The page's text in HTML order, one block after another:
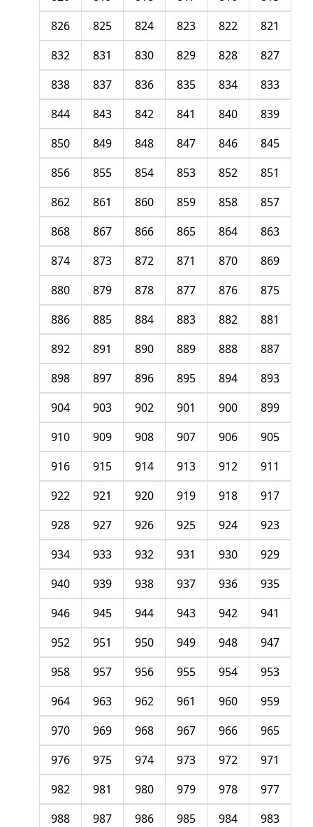
821
822
823
824
825
826
827
828
829
830
831
832
833
834
835
836
837
838
839
840
841
842
843
844
845
846
847
848
849
850
851
852
853
854
855
856
857
858
859
860
861
862
863
864
865
866
867
868
869
870
871
872
873
874
875
876
877
878
879
880
881
882
883
884
885
886
887
888
889
890
891
892
893
894
895
896
897
898
899
900
901
902
903
904
905
906
907
908
909
910
911
912
913
914
915
916
917
918
919
920
921
922
923
924
925
926
927
928
929
930
931
932
933
934
935
936
937
938
939
940
941
942
943
944
945
946
947
948
949
950
951
952
953
954
955
956
957
958
959
960
961
962
963
964
965
966
967
968
969
970
971
972
973
974
975
976
977
978
979
980
981
982
983
984
985
986
987
988